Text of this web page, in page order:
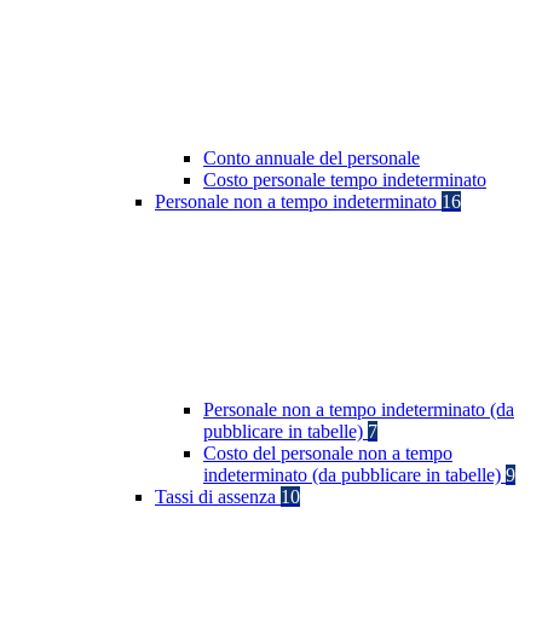
Conto annuale del personale
Costo personale tempo indeterminato
Personale non a tempo indeterminato 16
Personale non a tempo indeterminato (da
pubblicare in tabelle) 7
Costo del personale non a tempo
indeterminato (da pubblicare in tabelle) 9
Tassi di assenza 10